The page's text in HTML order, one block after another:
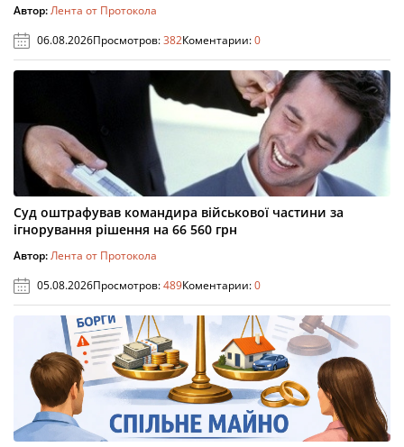
Автор:Лента от Протокола
06.08.2026Просмотров:382Коментарии:0
Суд оштрафував командира військової частини за
ігнорування рішення на 66 560 грн
Автор:Лента от Протокола
05.08.2026Просмотров:489Коментарии:0